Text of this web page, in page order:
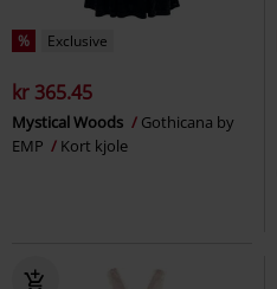
% Exclusive
kr 365.45
Mystical Woods
Gothicana by
EMP
Kort kjole